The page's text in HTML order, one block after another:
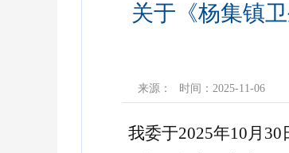
关于《杨集镇
来源： 时间：2025-11-06
我委于2025年10月